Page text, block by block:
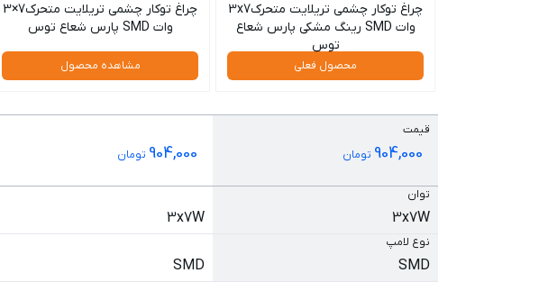
چراغ توکار چشمی تریلایت متحرک3x7
وات SMD رینگ مشکی پارس شعاع
توس
محصول فعلی
چراغ توکار چشمی تریلایت متحرک7×3
وات SMD پارس شعاع توس
مشاهده محصول
قیمت
904,000 تومان 904,000 تومان
توان
3x7W
3x7W
نوع لامپ
SMD
SMD